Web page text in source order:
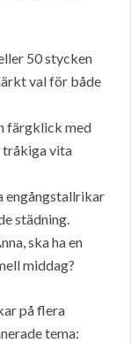
50 stycken
val för både
färgklick med
tråkiga vita
engångstallrikar
städning.
ska ha en
middag?
på flera
tema: